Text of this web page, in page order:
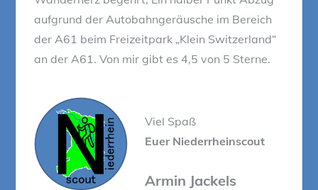
aufgrund der Autobahngeräusche im Bereich
der A61 beim Freizeitpark „Klein Switzerland“
an der A61. Von mir gibt es 4,5 von 5 Sterne.
Viel Spaß
Euer Niederrheinscout
Armin Jackels